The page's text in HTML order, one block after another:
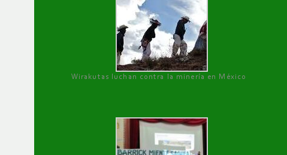
Wirakutas luchan contra la minería en México